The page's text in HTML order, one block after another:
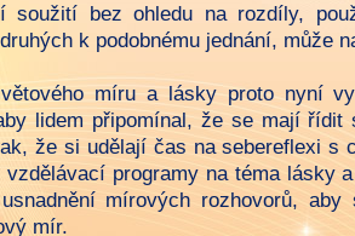
soužití bez ohledu na rozdíly,
k podobnému jednání, může
míru a lásky proto nyní
lidem připomínal, že se mají
že si udělají čas na sebereflexi s
vzdělávací programy na téma lásky
mírových rozhovorů,
mír.